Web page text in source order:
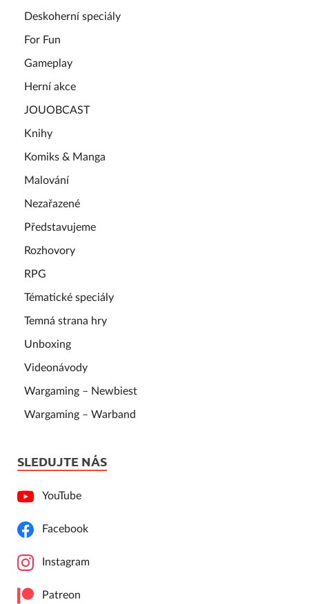
Deskoherní speciály
For Fun
Gameplay
Herní akce
JOUOBCAST
Knihy
Komiks & Manga
Malování
Nezařazené
Představujeme
Rozhovory
RPG
Tématické speciály
Temná strana hry
Unboxing
Videonávody
Wargaming – Newbiest
Wargaming – Warband
SLEDUJTE NÁS
YouTube
Facebook
Instagram
Patreon